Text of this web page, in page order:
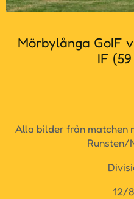
Mörbylånga GoIF
IF
Alla bilder från matchen
Runsten/
12/